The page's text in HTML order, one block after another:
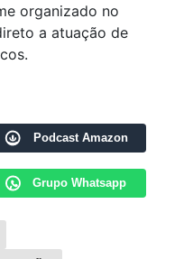
organizado no
a atuação de
Podcast Amazon
Grupo Whatsapp